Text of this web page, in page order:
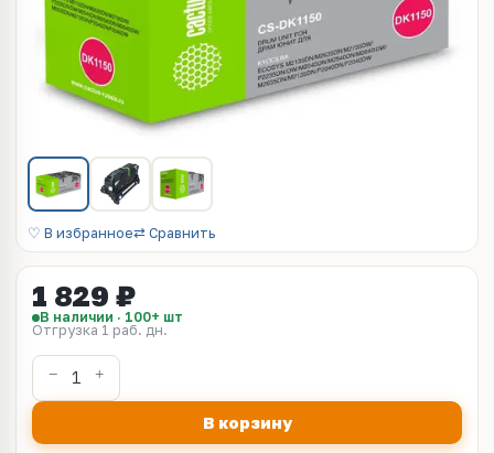
♡ В избранное⇄ Сравнить
1 829 ₽
В наличии · 100+ шт
Отгрузка 1 раб. дн.
В корзину